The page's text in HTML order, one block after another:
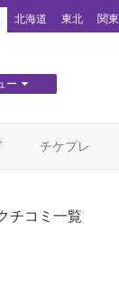
北海道 東北 関東
ー
チケプレ
チコミ一覧